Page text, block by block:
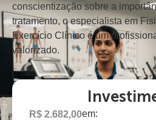
conscientização sobre a
tratamento, o especialista em
Exercício Clínico é um
valorizado.
R$ 2.682,00em: